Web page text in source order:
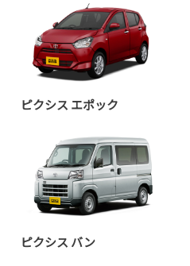
ピクシス エポック
ピクシス バン